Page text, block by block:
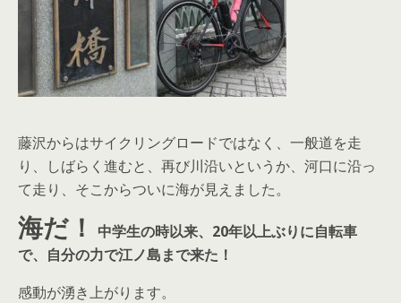
藤沢からはサイクリングロードではなく、一般道を走
り、しばらく進むと、再び川沿いというか、河口に沿っ
て走り、そこからついに海が見えました。
海だ！
中学生の時以来、20年以上ぶりに自転車
で、自分の力で江ノ島まで来た！
感動が湧き上がります。